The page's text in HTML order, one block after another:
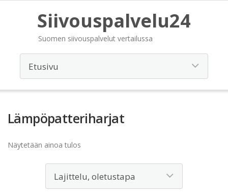
Siivouspalvelu24
Suomen siivouspalvelut vertailussa
Lämpöpatteriharjat
Näytetään ainoa tulos